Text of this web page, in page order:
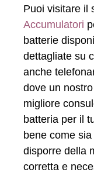
Puoi visitare il
Accumulatori
batterie
dettagliate su
anche
dove un
migliore
batteria per il
bene come
disporre della
corretta e